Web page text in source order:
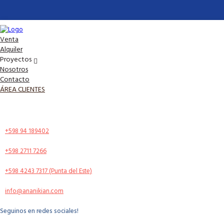
Venta
Alquiler
Proyectos
Nosotros
Contacto
ÁREA CLIENTES
+598 94 189402
+598 2711 7266
+598 4243 7317 (Punta del Este)
info@ananikian.com
Seguinos en redes sociales!